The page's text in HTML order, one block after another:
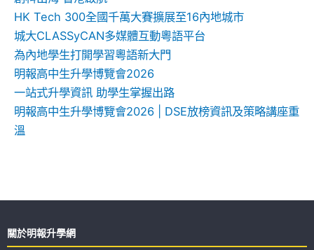
HK Tech 300全國千萬大賽擴展至16內地城市
城大CLASSyCAN多媒體互動粵語平台
為內地學生打開學習粵語新大門
明報高中生升學博覽會2026
一站式升學資訊 助學生掌握出路
明報高中生升學博覽會2026 | DSE放榜資訊及策略講座重
溫
關於明報升學網